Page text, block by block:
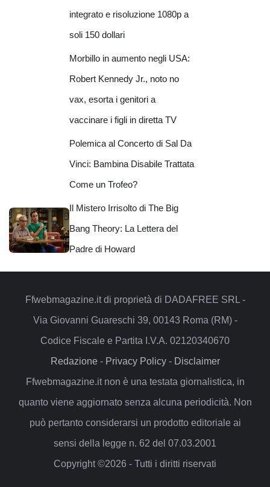
integrato e risoluzione 1080p a
soli 150 dollari
Morbillo in aumento negli USA:
Robert Kennedy Jr., noto no
vax, esorta i genitori a
vaccinare i figli in diretta TV
Polemica al Concerto di Sal Da
Vinci: Bambina Disabile Trattata
Come un Trofeo?
Il Mistero Irrisolto di The Big
Bang Theory: La Lettera del
Padre di Howard
Ffwebmagazine.it di proprietà di DADAFREE SRL -
Via Giovanni Guareschi 39, 00143 Roma (RM) -
Codice Fiscale e Partita I.V.A. 02120340670
Redazione- Privacy Policy- Disclaimer
Ffwebmagazine.it non è una testata giornalistica, in
quanto viene aggiornato senza alcuna periodicità. Non
può pertanto considerarsi un prodotto editoriale ai
sensi della legge n. 62 del 07.03.2001
Copyright ©2026 - Tutti i diritti riservati